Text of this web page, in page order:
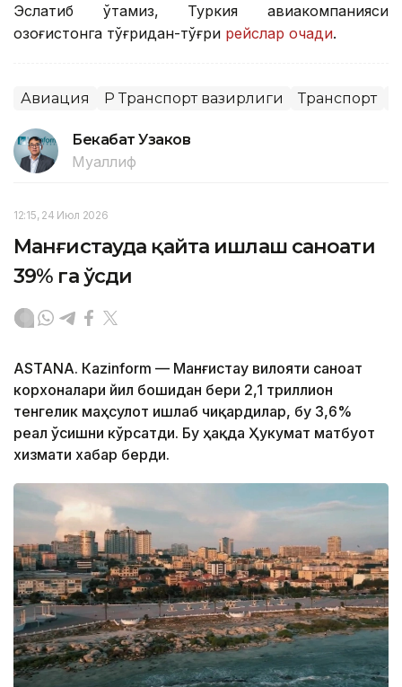
Эслатиб ўтамиз, Туркия авиакомпанияси
Қозоғистонга тўғридан-тўғри рейслар очади.
Авиация ҚР Транспорт вазирлиги Транспорт
Бекабат Узаков
Муаллиф
12:15, 24 Июл 2026
Манғистауда қайта ишлаш саноати
39% га ўсди
ASTANА. Кazinform — Манғистау вилояти саноат
корхоналари йил бошидан бери 2,1 триллион
тенгелик маҳсулот ишлаб чиқардилар, бу 3,6%
реал ўсишни кўрсатди. Бу ҳақда Ҳукумат матбуот
хизмати хабар берди.